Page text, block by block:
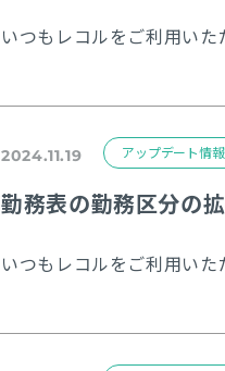
2024.11.19 アップデート情報
勤務表の勤務区分の